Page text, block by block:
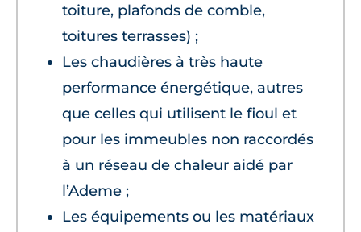
toiture, plafonds de comble,
toitures terrasses) ;
Les chaudières à très haute
performance énergétique, autres
que celles qui utilisent le fioul et
pour les immeubles non raccordés
à un réseau de chaleur aidé par
l’Ademe ;
Les équipements ou les matériaux